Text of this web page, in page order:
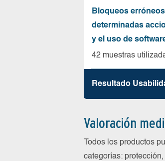
Bloqueos
determinadas
y el uso de
42 muestras
Resultado
Valoración
Todos los productos
categorías: